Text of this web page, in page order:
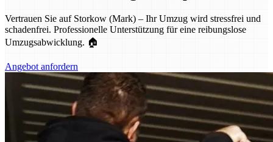
Vertrauen Sie auf Storkow (Mark) – Ihr Umzug wird stressfrei und
schadenfrei. Professionelle Unterstützung für eine reibungslose
Umzugsabwicklung. 🏠
Angebot anfordern